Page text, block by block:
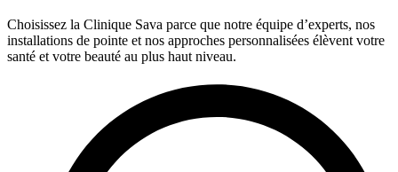
Choisissez la Clinique Sava parce que notre équipe d’experts, nos
installations de pointe et nos approches personnalisées élèvent votre
santé et votre beauté au plus haut niveau.